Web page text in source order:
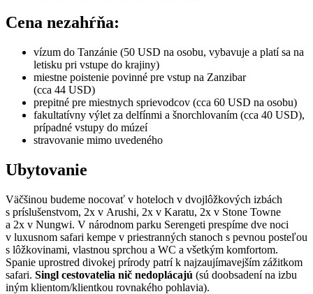
Cena nezahŕňa:
vízum do Tanzánie (50 USD na osobu, vybavuje a platí sa na
letisku pri vstupe do krajiny)
miestne poistenie povinné pre vstup na Zanzibar
(cca 44 USD)
prepitné pre miestnych sprievodcov (cca 60 USD na osobu)
fakultatívny výlet za delfínmi a šnorchlovaním (cca 40 USD),
prípadné vstupy do múzeí
stravovanie mimo uvedeného
Ubytovanie
Väčšinou budeme nocovať v hoteloch v dvojlôžkových izbách
s príslušenstvom, 2x v Arushi, 2x v Karatu, 2x v Stone Towne
a 2x v Nungwi. V národnom parku Serengeti prespíme dve noci
v luxusnom safari kempe v priestranných stanoch s pevnou posteľou
s lôžkovinami, vlastnou sprchou a WC a všetkým komfortom.
Spanie uprostred divokej prírody patrí k najzaujímavejším zážitkom
safari. Singl cestovatelia nič nedoplácajú (sú doobsadení na izbu
iným klientom/klientkou rovnakého pohlavia).